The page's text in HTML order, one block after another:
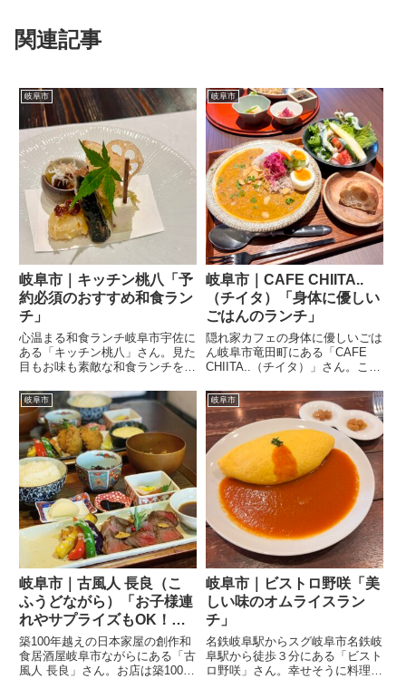
関連記事
岐阜市
岐阜市｜キッチン桃八「予
約必須のおすすめ和食ラン
チ」
心温まる和食ランチ岐阜市宇佐に
ある「キッチン桃八」さん。見た
目もお味も素敵な和食ランチをい
盛り合わせから、美しい見た目に
上品なお味。椀ものは、食感もお
味も美味しく心温まる一品。最後
はご飯とお味噌汁に５品のお料
理...
岐阜市
岐阜市｜CAFE CHIITA..
（チイタ）「身体に優しい
ごはんのランチ」
隠れ家カフェの身体に優しいごは
ん岐阜市竜田町にある「CAFE
CHIITA..（チイタ）」さん。こだ
です。スパイスチキンカレー定食
この日いただいたのは「スパイス
チキンカレー定食…1,595円（税
込）」オーガニッ...
岐阜市
岐阜市｜古風人 長良（こ
ふうどながら）「お子様連
れやサプライズもOK！予
約必須の人気和食ランチ」
築100年越えの日本家屋の創作和
食居酒屋岐阜市ながらにある「古
風人 長良」さん。お店は築100年
岐阜市
岐阜市｜ビストロ野咲「美
しい味のオムライスラン
チ」
名鉄岐阜駅からスグ岐阜市名鉄岐
阜駅から徒歩３分にある「ビスト
ロ野咲」さん。幸せそうに料理を